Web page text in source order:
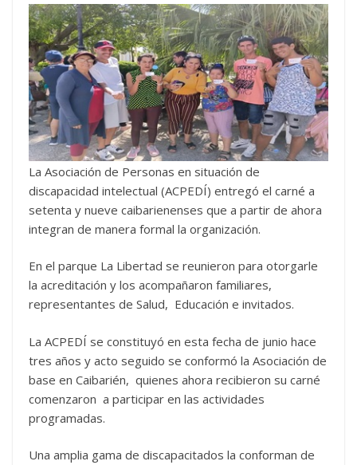
La Asociación de Personas en situación de
discapacidad intelectual (ACPEDÍ) entregó el carné a
setenta y nueve caibarienenses que a partir de ahora
integran de manera formal la organización.
En el parque La Libertad se reunieron para otorgarle
la acreditación y los acompañaron familiares,
representantes de Salud, Educación e invitados.
La ACPEDÍ se constituyó en esta fecha de junio hace
tres años y acto seguido se conformó la Asociación de
base en Caibarién, quienes ahora recibieron su carné
comenzaron a participar en las actividades
programadas.
Una amplia gama de discapacitados la conforman de